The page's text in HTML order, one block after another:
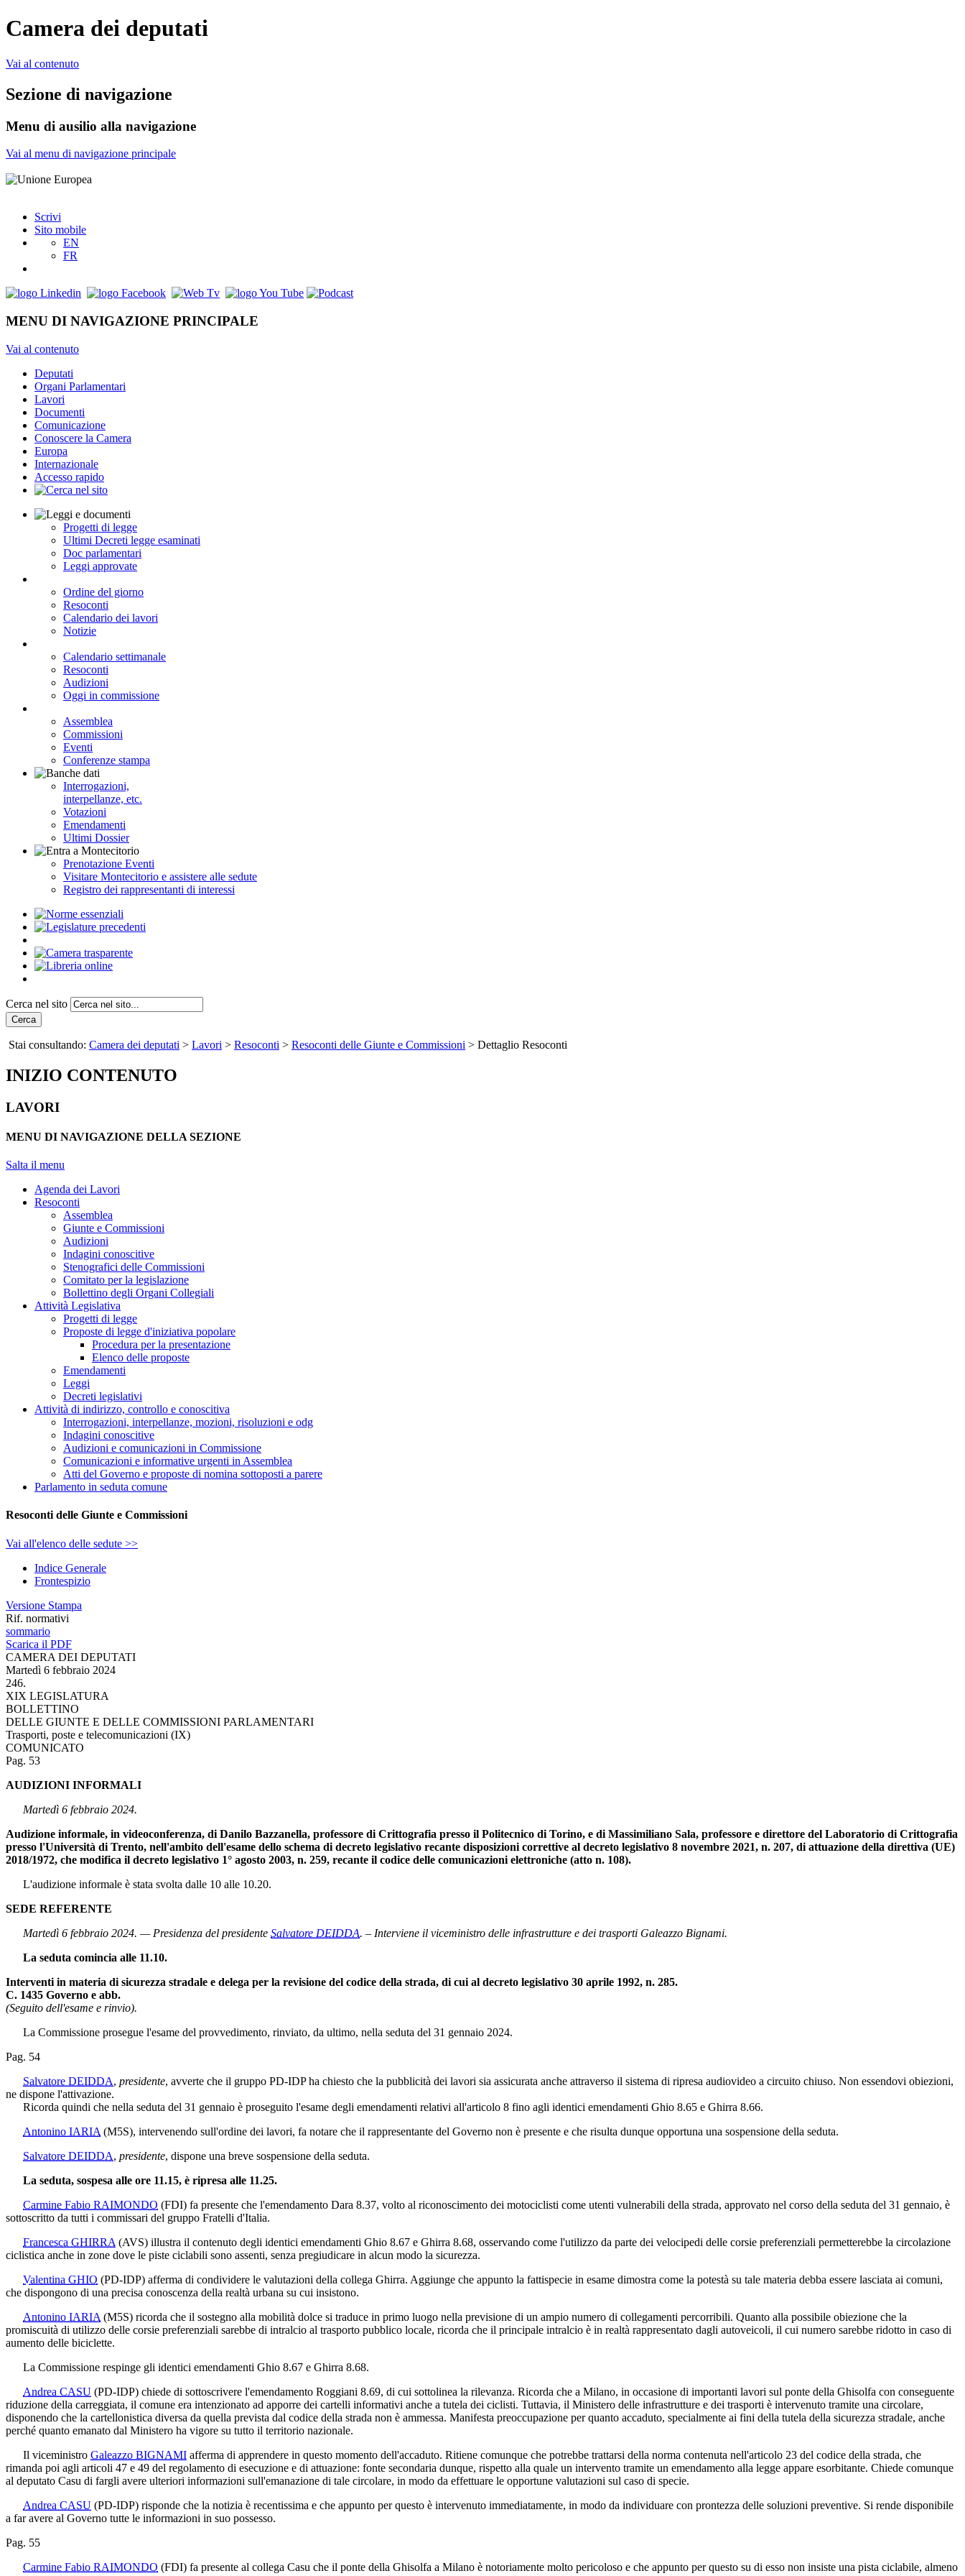
Camera dei deputati
Vai al contenuto
Sezione di navigazione
Menu di ausilio alla navigazione
Vai al menu di navigazione principale
Scrivi
Sito mobile
EN
FR
MENU DI NAVIGAZIONE PRINCIPALE
Vai al contenuto
Deputati
Organi Parlamentari
Lavori
Documenti
Comunicazione
Conoscere la Camera
Europa
Internazionale
Accesso rapido
Progetti di legge
Ultimi Decreti legge esaminati
Doc parlamentari
Leggi approvate
Ordine del giorno
Resoconti
Calendario dei lavori
Notizie
Calendario settimanale
Resoconti
Audizioni
Oggi in commissione
Assemblea
Commissioni
Eventi
Conferenze stampa
Interrogazioni,
interpellanze, etc.
Votazioni
Emendamenti
Ultimi Dossier
Prenotazione Eventi
Visitare Montecitorio e assistere alle sedute
Registro dei rappresentanti di interessi
Cerca nel sito
Cerca
Stai consultando: Camera dei deputati > Lavori > Resoconti > Resoconti delle Giunte e Commissioni > Dettaglio Resoconti
INIZIO CONTENUTO
LAVORI
MENU DI NAVIGAZIONE DELLA SEZIONE
Salta il menu
Agenda dei Lavori
Resoconti
Assemblea
Giunte e Commissioni
Audizioni
Indagini conoscitive
Stenografici delle Commissioni
Comitato per la legislazione
Bollettino degli Organi Collegiali
Attività Legislativa
Progetti di legge
Proposte di legge d'iniziativa popolare
Procedura per la presentazione
Elenco delle proposte
Emendamenti
Leggi
Decreti legislativi
Attività di indirizzo, controllo e conoscitiva
Interrogazioni, interpellanze, mozioni, risoluzioni e odg
Indagini conoscitive
Audizioni e comunicazioni in Commissione
Comunicazioni e informative urgenti in Assemblea
Atti del Governo e proposte di nomina sottoposti a parere
Parlamento in seduta comune
Resoconti delle Giunte e Commissioni
Vai all'elenco delle sedute >>
Indice Generale
Frontespizio
Versione Stampa
Rif. normativi
sommario
Scarica il PDF
CAMERA DEI DEPUTATI
Martedì 6 febbraio 2024
246.
XIX LEGISLATURA
BOLLETTINO
DELLE GIUNTE E DELLE COMMISSIONI PARLAMENTARI
Trasporti, poste e telecomunicazioni (IX)
COMUNICATO
Pag. 53
AUDIZIONI INFORMALI
Martedì 6 febbraio 2024.
Audizione informale, in videoconferenza, di Danilo Bazzanella, professore di Crittografia presso il Politecnico di Torino, e di Massimiliano Sala, professore e direttore del Laboratorio di Crittografia
presso l'Università di Trento, nell'ambito dell'esame dello schema di decreto legislativo recante disposizioni correttive al decreto legislativo 8 novembre 2021, n. 207, di attuazione della direttiva (UE)
2018/1972, che modifica il decreto legislativo 1° agosto 2003, n. 259, recante il codice delle comunicazioni elettroniche (atto n. 108).
L'audizione informale è stata svolta dalle 10 alle 10.20.
SEDE REFERENTE
Martedì 6 febbraio 2024. — Presidenza del presidente Salvatore DEIDDA. – Interviene il viceministro delle infrastrutture e dei trasporti Galeazzo Bignami.
La seduta comincia alle 11.10.
Interventi in materia di sicurezza stradale e delega per la revisione del codice della strada, di cui al decreto legislativo 30 aprile 1992, n. 285.
C. 1435 Governo e abb.
(Seguito dell'esame e rinvio).
La Commissione prosegue l'esame del provvedimento, rinviato, da ultimo, nella seduta del 31 gennaio 2024.
Pag. 54
Salvatore DEIDDA, presidente, avverte che il gruppo PD-IDP ha chiesto che la pubblicità dei lavori sia assicurata anche attraverso il sistema di ripresa audiovideo a circuito chiuso. Non essendovi obiezioni,
ne dispone l'attivazione.
Ricorda quindi che nella seduta del 31 gennaio è proseguito l'esame degli emendamenti relativi all'articolo 8 fino agli identici emendamenti Ghio 8.65 e Ghirra 8.66.
Antonino IARIA (M5S), intervenendo sull'ordine dei lavori, fa notare che il rappresentante del Governo non è presente e che risulta dunque opportuna una sospensione della seduta.
Salvatore DEIDDA, presidente, dispone una breve sospensione della seduta.
La seduta, sospesa alle ore 11.15, è ripresa alle 11.25.
Carmine Fabio RAIMONDO (FDI) fa presente che l'emendamento Dara 8.37, volto al riconoscimento dei motociclisti come utenti vulnerabili della strada, approvato nel corso della seduta del 31 gennaio, è
sottoscritto da tutti i commissari del gruppo Fratelli d'Italia.
Francesca GHIRRA (AVS) illustra il contenuto degli identici emendamenti Ghio 8.67 e Ghirra 8.68, osservando come l'utilizzo da parte dei velocipedi delle corsie preferenziali permetterebbe la circolazione
ciclistica anche in zone dove le piste ciclabili sono assenti, senza pregiudicare in alcun modo la sicurezza.
Valentina GHIO (PD-IDP) afferma di condividere le valutazioni della collega Ghirra. Aggiunge che appunto la fattispecie in esame dimostra come la potestà su tale materia debba essere lasciata ai comuni,
che dispongono di una precisa conoscenza della realtà urbana su cui insistono.
Antonino IARIA (M5S) ricorda che il sostegno alla mobilità dolce si traduce in primo luogo nella previsione di un ampio numero di collegamenti percorribili. Quanto alla possibile obiezione che la
promiscuità di utilizzo delle corsie preferenziali sarebbe di intralcio al trasporto pubblico locale, ricorda che il principale intralcio è in realtà rappresentato dagli autoveicoli, il cui numero sarebbe ridotto in caso di
aumento delle biciclette.
La Commissione respinge gli identici emendamenti Ghio 8.67 e Ghirra 8.68.
Andrea CASU (PD-IDP) chiede di sottoscrivere l'emendamento Roggiani 8.69, di cui sottolinea la rilevanza. Ricorda che a Milano, in occasione di importanti lavori sul ponte della Ghisolfa con conseguente
riduzione della carreggiata, il comune era intenzionato ad apporre dei cartelli informativi anche a tutela dei ciclisti. Tuttavia, il Ministero delle infrastrutture e dei trasporti è intervenuto tramite una circolare,
disponendo che la cartellonistica diversa da quella prevista dal codice della strada non è ammessa. Manifesta preoccupazione per quanto accaduto, specialmente ai fini della tutela della sicurezza stradale, anche
perché quanto emanato dal Ministero ha vigore su tutto il territorio nazionale.
Il viceministro Galeazzo BIGNAMI afferma di apprendere in questo momento dell'accaduto. Ritiene comunque che potrebbe trattarsi della norma contenuta nell'articolo 23 del codice della strada, che
rimanda poi agli articoli 47 e 49 del regolamento di esecuzione e di attuazione: fonte secondaria dunque, rispetto alla quale un intervento tramite un emendamento alla legge appare esorbitante. Chiede comunque
al deputato Casu di fargli avere ulteriori informazioni sull'emanazione di tale circolare, in modo da effettuare le opportune valutazioni sul caso di specie.
Andrea CASU (PD-IDP) risponde che la notizia è recentissima e che appunto per questo è intervenuto immediatamente, in modo da individuare con prontezza delle soluzioni preventive. Si rende disponibile
a far avere al Governo tutte le informazioni in suo possesso.
Pag. 55
Carmine Fabio RAIMONDO (FDI) fa presente al collega Casu che il ponte della Ghisolfa a Milano è notoriamente molto pericoloso e che appunto per questo su di esso non insiste una pista ciclabile, almeno